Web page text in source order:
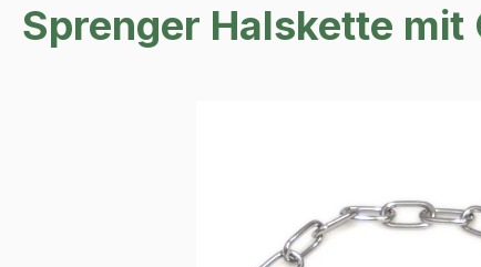
Sprenger Halskette